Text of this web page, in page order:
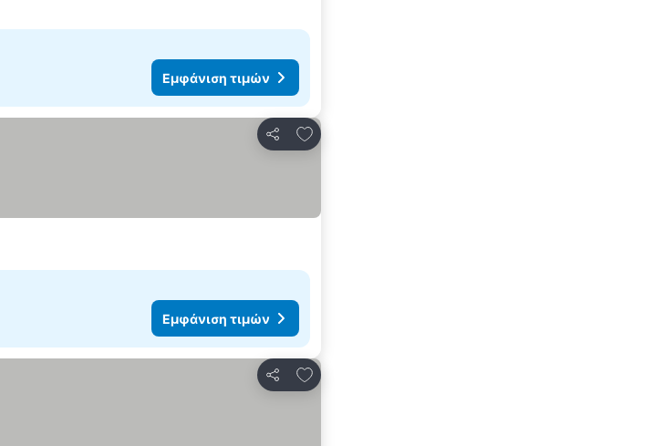
Εμφάνιση τιμών
Κοινοποίηση
Προσθήκη στα αγαπημένα
Εμφάνιση τιμών
Κοινοποίηση
Προσθήκη στα αγαπημένα